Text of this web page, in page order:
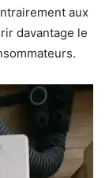
aux
davantage le